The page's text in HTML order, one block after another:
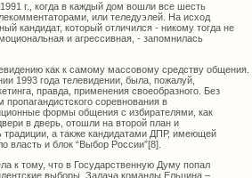
г., когда в каждый дом вошли все шесть
или теледуэлей. На исход
кандидат, который отличился - никому тогда не
и агрессивная, - запомнилась
как к самому массовому средству общения.
1993 года телевидении, была, пожалуй,
правда, применения своеобразного. Без
соревнования в
формы общения с избирателями, как
в дверь, отошли на второй план и
а также кандидатами ДПР, имеющей
власть и блок “Выбор России”[8].
к тому, что в Государственную Думу попал
выборы. Задача команды Ельцина –